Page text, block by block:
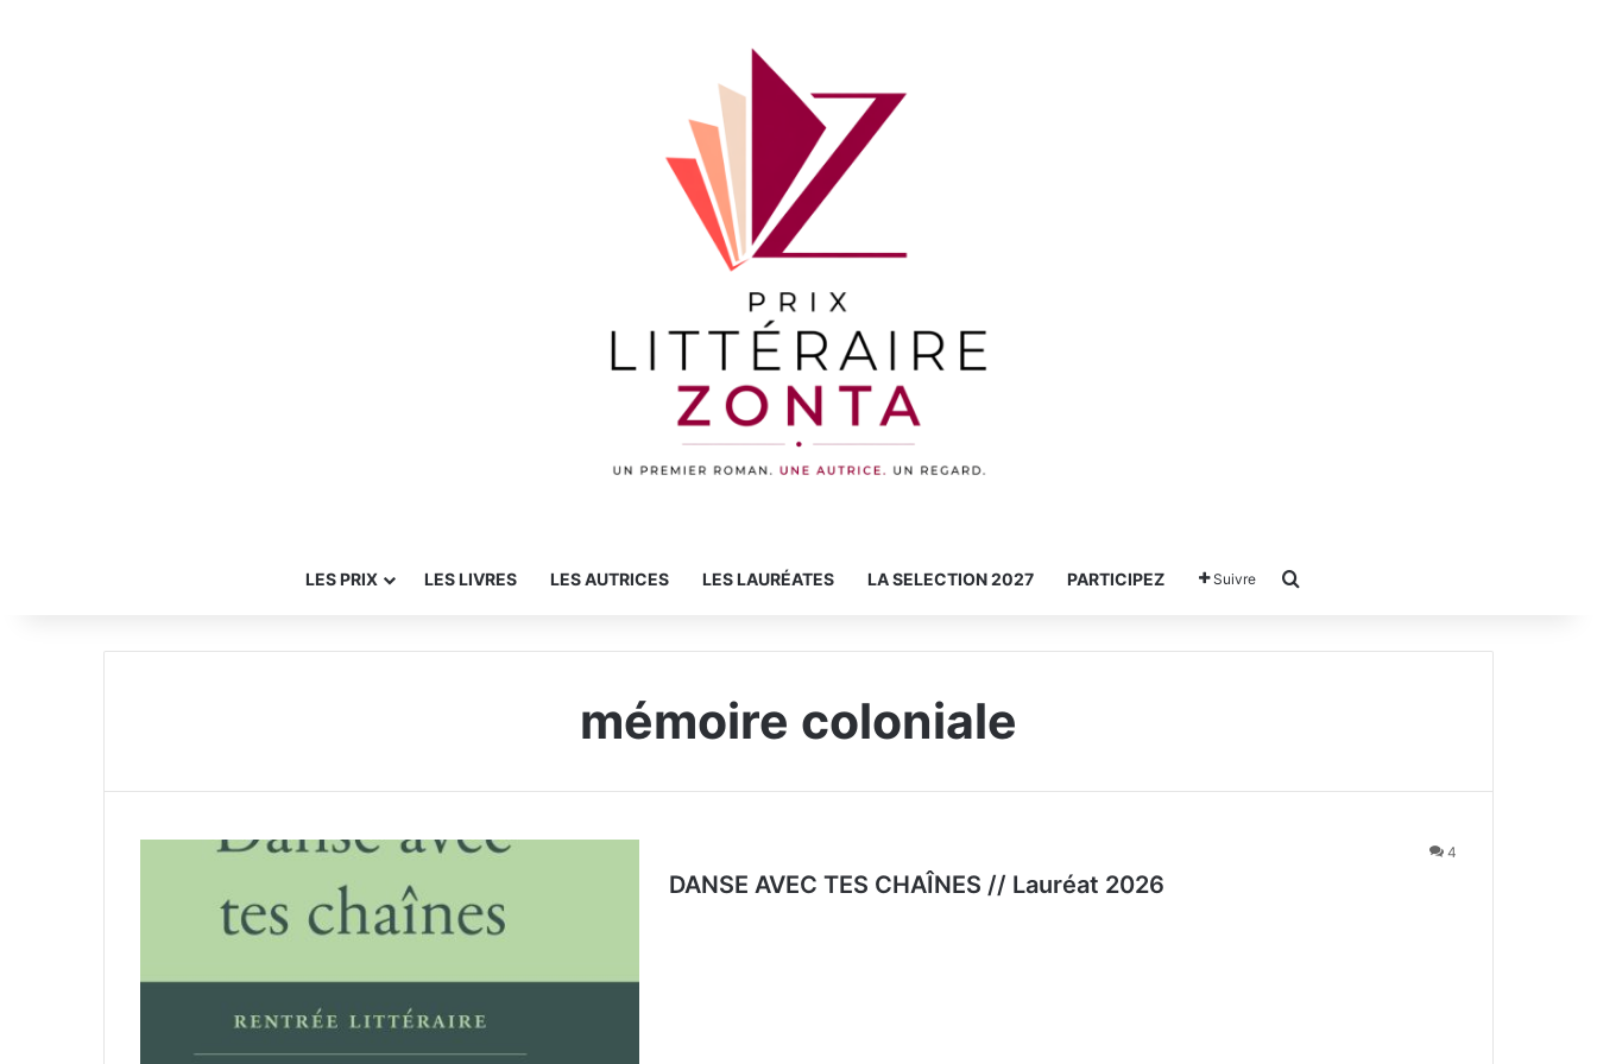
LES PRIX LES LIVRES LES AUTRICES LES LAURÉATES LA SELECTION 2027 PARTICIPEZ Suivre
mémoire coloniale
4
DANSE AVEC TES CHAÎNES // Lauréat 2026